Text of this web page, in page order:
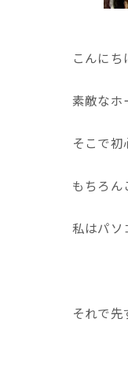
こんにち
素敵なホ
そこで初
もちろん
私はパソ
それで